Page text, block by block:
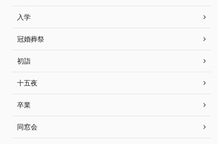
入学
冠婚葬祭
初詣
十五夜
卒業
同窓会